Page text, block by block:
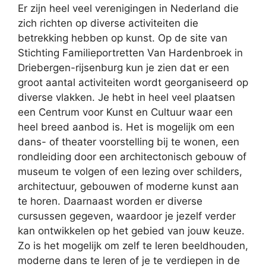
Er zijn heel veel verenigingen in Nederland die
zich richten op diverse activiteiten die
betrekking hebben op kunst. Op de site van
Stichting Familieportretten Van Hardenbroek in
Driebergen-rijsenburg kun je zien dat er een
groot aantal activiteiten wordt georganiseerd op
diverse vlakken. Je hebt in heel veel plaatsen
een Centrum voor Kunst en Cultuur waar een
heel breed aanbod is. Het is mogelijk om een
dans- of theater voorstelling bij te wonen, een
rondleiding door een architectonisch gebouw of
museum te volgen of een lezing over schilders,
architectuur, gebouwen of moderne kunst aan
te horen. Daarnaast worden er diverse
cursussen gegeven, waardoor je jezelf verder
kan ontwikkelen op het gebied van jouw keuze.
Zo is het mogelijk om zelf te leren beeldhouden,
moderne dans te leren of je te verdiepen in de